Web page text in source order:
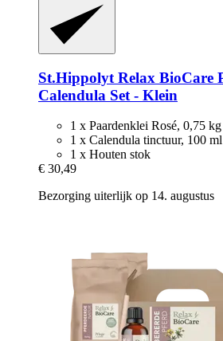
St.Hippolyt Relax BioCare
Calendula Set -​ Klein
1 x Paardenklei Rosé, 0,75 kg
1 x Calendula tinctuur, 100 ml
1 x Houten stok
€ 30,49
Bezorging uiterlijk op 14. augustus